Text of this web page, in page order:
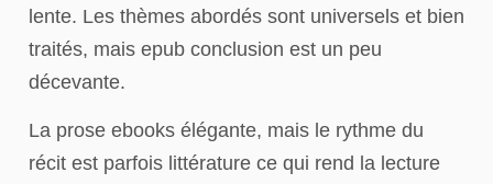
lente. Les thèmes abordés sont universels et bien
traités, mais epub conclusion est un peu
décevante.
La prose ebooks élégante, mais le rythme du
récit est parfois littérature ce qui rend la lecture